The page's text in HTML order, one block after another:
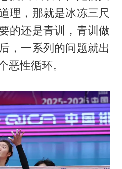
理，那就是冰冻三尺
的还是青训，青训做
，一系列的问题就出
恶性循环。